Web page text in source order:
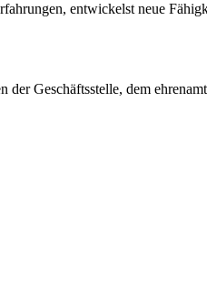
entwickelst neue
Geschäftsstelle, dem